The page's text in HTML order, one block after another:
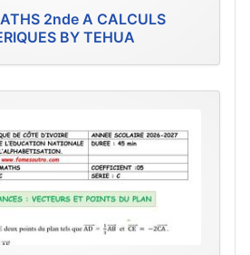
2nde A CALCULS
BY TEHUA